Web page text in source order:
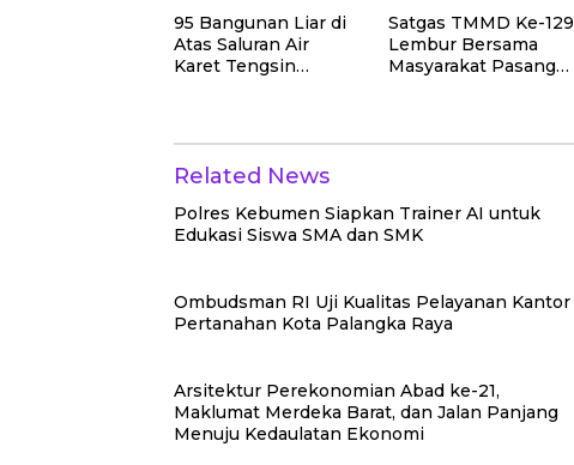
95 Bangunan Liar di
Atas Saluran Air
Karet Tengsin
Satgas TMMD Ke-129
Lembur Bersama
Masyarakat Pasang
Related News
Polres Kebumen Siapkan Trainer AI untuk
Edukasi Siswa SMA dan SMK
Ombudsman RI Uji Kualitas Pelayanan Kantor
Pertanahan Kota Palangka Raya
Arsitektur Perekonomian Abad ke-21,
Maklumat Merdeka Barat, dan Jalan Panjang
Menuju Kedaulatan Ekonomi